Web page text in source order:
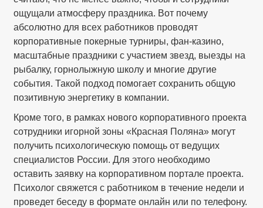
ощущали атмосферу праздника. Вот почему
абсолютно для всех работников проводят
корпоративные покерные турниры, фан-казино,
масштабные праздники с участием звезд, выезды на
рыбалку, горнолыжную школу и многие другие
события. Такой подход помогает сохранить общую
позитивную энергетику в компании.
Кроме того, в рамках нового корпоративного проекта
сотрудники игорной зоны «Красная Поляна» могут
получить психологическую помощь от ведущих
специалистов России. Для этого необходимо
оставить заявку на корпоративном портале проекта.
Психолог свяжется с работником в течение недели и
проведет беседу в формате онлайн или по телефону.